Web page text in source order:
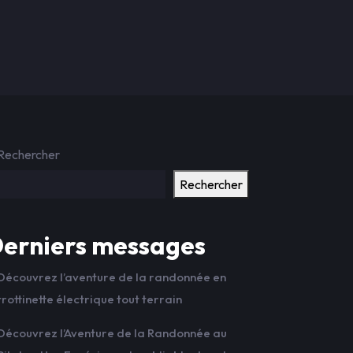
Rechercher
messages
l’aventure de la randonnée en
électrique tout terrain
l’Aventure de la Randonnée au